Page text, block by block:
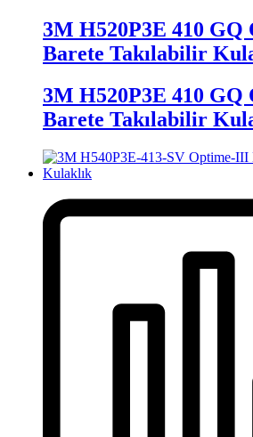
3M H520P3E 410
Barete Takılabilir
3M H520P3E 410
Barete Takılabilir